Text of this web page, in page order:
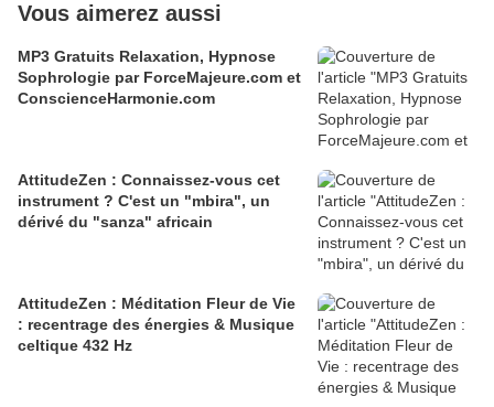
Vous aimerez aussi
MP3 Gratuits Relaxation, Hypnose
Sophrologie par ForceMajeure.com et
ConscienceHarmonie.com
AttitudeZen : Connaissez-vous cet
instrument ? C'est un "mbira", un
dérivé du "sanza" africain
AttitudeZen : Méditation Fleur de Vie
: recentrage des énergies & Musique
celtique 432 Hz